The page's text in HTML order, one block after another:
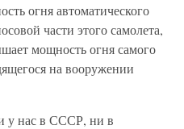
огня автоматического
части этого самолета,
мощность огня самого
на вооружении
у нас в СССР, ни в